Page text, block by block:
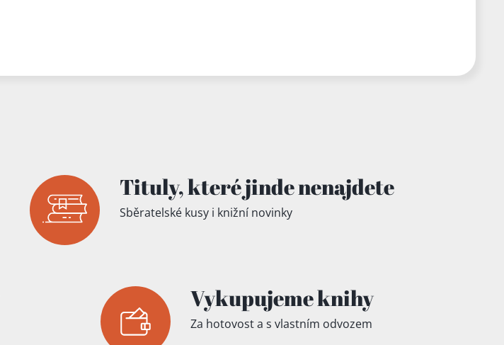
Tituly,které jindenenajdete
Sběratelské kusy i knižní novinky
Vykupujeme knihy
Za hotovost a s vlastním odvozem